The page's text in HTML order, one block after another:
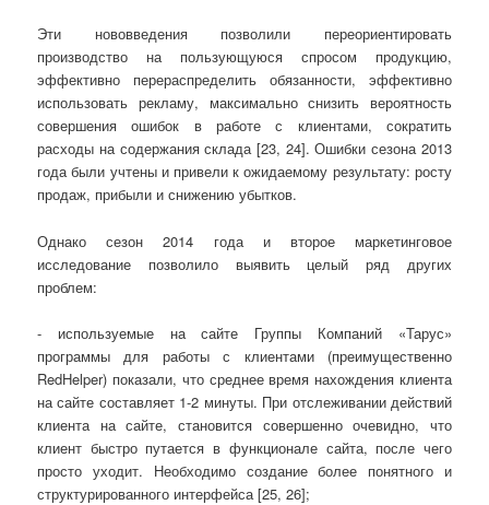
Эти нововведения позволили переориентировать
производство на пользующуюся спросом продукцию,
эффективно перераспределить обязанности, эффективно
использовать рекламу, максимально снизить вероятность
совершения ошибок в работе с клиентами, сократить
расходы на содержания склада [23, 24]. Ошибки сезона 2013
года были учтены и привели к ожидаемому результату: росту
продаж, прибыли и снижению убытков.
Однако сезон 2014 года и второе маркетинговое
исследование позволило выявить целый ряд других
проблем:
- используемые на сайте Группы Компаний «Тарус»
программы для работы с клиентами (преимущественно
RedHelper) показали, что среднее время нахождения клиента
на сайте составляет 1-2 минуты. При отслеживании действий
клиента на сайте, становится совершенно очевидно, что
клиент быстро путается в функционале сайта, после чего
просто уходит. Необходимо создание более понятного и
структурированного интерфейса [25, 26];